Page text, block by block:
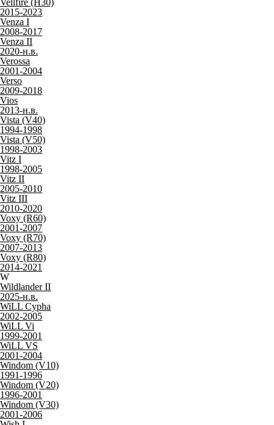
Vellfire (H30)
2015-2023
Venza I
2008-2017
Venza II
2020-н.в.
Verossa
2001-2004
Verso
2009-2018
Vios
2013-н.в.
Vista (V40)
1994-1998
Vista (V50)
1998-2003
Vitz I
1998-2005
Vitz II
2005-2010
Vitz III
2010-2020
Voxy (R60)
2001-2007
Voxy (R70)
2007-2013
Voxy (R80)
2014-2021
W
Wildlander II
2025-н.в.
WiLL Cypha
2002-2005
WiLL Vi
1999-2001
WiLL VS
2001-2004
Windom (V10)
1991-1996
Windom (V20)
1996-2001
Windom (V30)
2001-2006